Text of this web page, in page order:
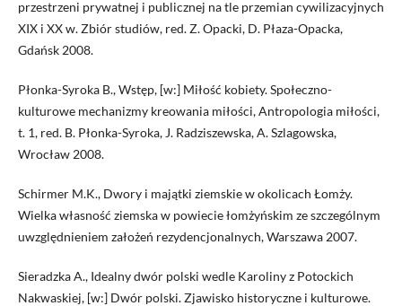
przestrzeni prywatnej i publicznej na tle przemian cywilizacyjnych
XIX i XX w. Zbiór studiów, red. Z. Opacki, D. Płaza-Opacka,
Gdańsk 2008.
Płonka-Syroka B., Wstęp, [w:] Miłość kobiety. Społeczno-
kulturowe mechanizmy kreowania miłości, Antropologia miłości,
t. 1, red. B. Płonka-Syroka, J. Radziszewska, A. Szlagowska,
Wrocław 2008.
Schirmer M.K., Dwory i majątki ziemskie w okolicach Łomży.
Wielka własność ziemska w powiecie łomżyńskim ze szczególnym
uwzględnieniem założeń rezydencjonalnych, Warszawa 2007.
Sieradzka A., Idealny dwór polski wedle Karoliny z Potockich
Nakwaskiej, [w:] Dwór polski. Zjawisko historyczne i kulturowe.